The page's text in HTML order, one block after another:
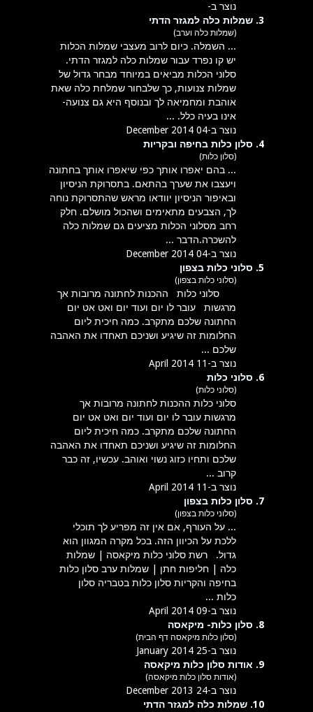
נוצר ב-
3. שמלות כלה למגזר הדתי
(שמלות כלה וערב)
... השמלה. כיום לרוב מעצבי שמלות הכלות
יש קו נפרד עבור שמלות כלה למגזר הדתי.
סלוני הכלות מביאים במיוחד מבחר גדול של
שמלות צנועות, כך שלבחור שמלחת כלה שאת
אוהבת ומחמיאה לך ובנוסף היא גם צנועה-
אינו בעיה כלל. ...
נוצר ב-04 December 2014
4.
סלון כלות בחיפה ובקריות
(סלון כלות)
... בהם יאפרו אותך כפי שיאפרו אותך בחתונה
ויעצבו את שערך בהתאם. בתסרוקת הניסיון
ובאיפור הניסיון יוודאו מראש שהתסרוקת נוחה
לך, הצבעים מתאימים ושהכול מושלם. חלק
רחב מסלוני הכלות מציעים גם שמלות כלה
להשכרה.הדבר ...
נוצר ב-04 December 2014
5. סלוני כלות בצפון
(סלוני כלות בצפון)
סלוני כלות ההכנות לחתונה מרובות אך
מרגשות עובר לו יום ועוד יום ואט אט יום
החתונה שלכם מתקרב. כמה חיכית ליום
החלומות זה שיגיע ושניכם תאחדו את האהבה
שלכם ...
נוצר ב-11 April 2014
6.
סלוני כלות
(סלוני כלות)
סלוני כלות ההכנות לחתונה מרובות אך
מרגשות עובר לו יום ועוד יום ואט אט יום
החתונה שלכם מתקרב. כמה חיכית ליום
החלומות זה שיגיע ושניכם תאחדו את האהבה
שלכם ותחיו כזוג נשוי ואוהב. עכשיו, זה כבר
קרוב ...
נוצר ב-11 April 2014
7.
סלון כלות בצפון
(סלוני כלות בצפון)
... על העורף, אם אין זה מפריע לך תוכלי
ללכת על הכיוון הזה. בכל מקרה המגוון הוא
גדול. רשת סלוני כלות מיקאסה | שמלות
כלה | חליפות חתן | שמלות ערב סלון כלות
בחיפה והקריות סלון כלות בטבריה סלון
כלות ...
נוצר ב-09 April 2014
8.
סלון כלות- מיקאסה
(סלון כלות מיקאסה דף הבית)
נוצר ב-25 January 2014
9.
אודות סלון כלות מיקאסה
(אודות סלון כלות מיקאסה)
נוצר ב-24 December 2013
10. שמלות כלה למגזר הדתי